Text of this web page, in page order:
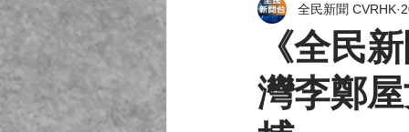
專題 影片
《全民
灣李鄭
全民新聞 CVRHK